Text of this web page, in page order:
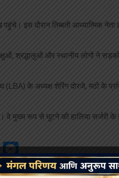
पहुंचे। इस दौरान तिब्बती आध्यात्मिक
श्रद्धालुओं और स्थानीय लोगों ने
(LBA) के अध्यक्ष शेरिंग दोरजे, मठों के
वे मुख्य रूप से घुटने की हालिया सर्जरी
Messenger